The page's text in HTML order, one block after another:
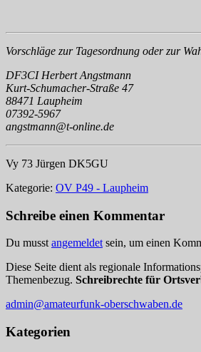
Vorschläge zur Tagesordnung oder zur
DF3CI Herbert Angstmann
Kurt-Schumacher-Straße 47
88471 Laupheim
07392-5967
angstmann@t-online.de
Vy 73 Jürgen DK5GU
Kategorie: OV P49 - Laupheim
Schreibe einen Kommentar
Du musst angemeldet sein, um einen
Diese Seite dient als regionale
Themenbezug. Schreibrechte für
admin@amateurfunk-oberschwaben.de
Kategorien